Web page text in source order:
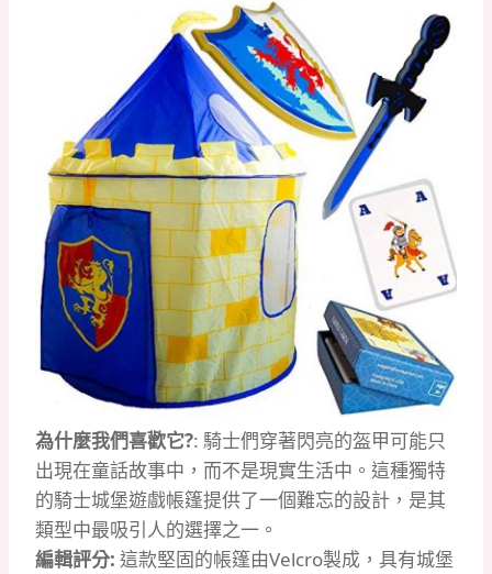
為什麼我們喜歡它?: 騎士們穿著閃亮的盔甲可能只
出現在童話故事中，而不是現實生活中。這種獨特
的騎士城堡遊戲帳篷提供了一個難忘的設計，是其
類型中最吸引人的選擇之一。
編輯評分: 這款堅固的帳篷由Velcro製成，具有城堡